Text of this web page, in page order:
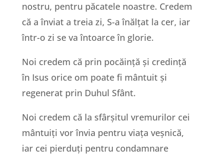
nostru, pentru păcatele noastre. Credem
că a înviat a treia zi, S-a înălțat la cer, iar
într-o zi se va întoarce în glorie.
Noi credem că prin pocăință și credință
în Isus orice om poate fi mântuit și
regenerat prin Duhul Sfânt.
Noi credem că la sfârșitul vremurilor cei
mântuiți vor învia pentru viața veșnică,
iar cei pierduți pentru condamnare